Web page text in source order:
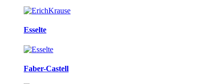
Esselte
Faber-Castell